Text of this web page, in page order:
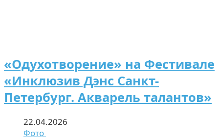
«Одухотворение» на Фестивале
«Инклюзив Дэнс Санкт-
Петербург. Акварель талантов»
22.04.2026
Фото